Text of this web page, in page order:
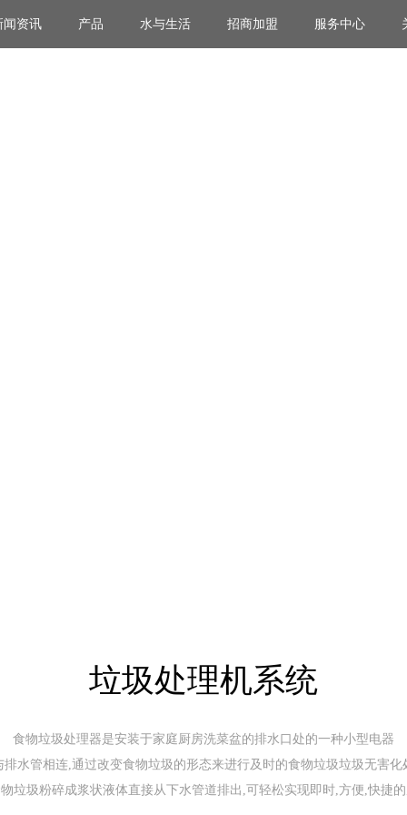
闻资讯 产品 水与生活 招商加盟 服务中心
垃圾处理机系统
食物垃圾处理器是安装于家庭厨房洗菜盆的排水口处的一种小型电器
排水管相连,通过改变食物垃圾的形态来进行及时的食物垃圾垃圾无害化
垃圾粉碎成浆状液体直接从下水管道排出,可轻松实现即时,方便,快捷